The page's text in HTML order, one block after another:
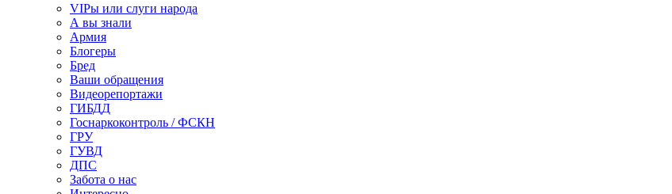
VIPы или слуги народа
А вы знали
Армия
Блогеры
Бред
Ваши обращения
Видеорепортажи
ГИБДД
Госнаркоконтроль / ФСКН
ГРУ
ГУВД
ДПС
Забота о нас